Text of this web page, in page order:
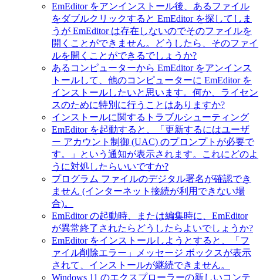
EmEditor をアンインストール後、あるファイル
をダブルクリックすると EmEditor を探してしま
うが EmEditor は存在しないのでそのファイルを
開くことができません。どうしたら、そのファイ
ルを開くことができるでしょうか?
あるコンピューターから EmEditor をアンインス
トールして、他のコンピューターに EmEditor を
インストールしたいと思います。何か、ライセン
スのために特別に行うことはありますか?
インストールに関するトラブルシューティング
EmEditor を起動すると、「更新するにはユーザ
ー アカウント制御 (UAC) のプロンプトが必要で
す。」という通知が表示されます。これにどのよ
うに対処したらいいですか?
プログラム ファイルのデジタル署名が確認でき
ません (インターネット接続が利用できない場
合)。
EmEditor の起動時、または編集時に、EmEditor
が異常終了されたらどうしたらよいでしょうか?
EmEditor をインストールしようとすると、「フ
ァイル削除エラー」メッセージ ボックスが表示
されて、インストールが継続できません。
Windows 11 のエクスプローラーの新しいコンテ